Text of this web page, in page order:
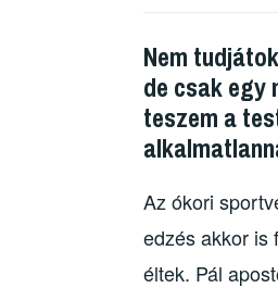
Nem
de csak egy
teszem a
Az ókori
edzés akkor is
éltek. Pál